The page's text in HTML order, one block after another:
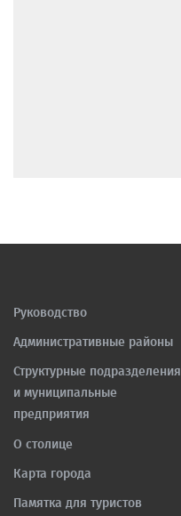
Руководство
Административные районы
Структурные подразделения
и муниципальные
предприятия
О столице
Карта города
Памятка для туристов